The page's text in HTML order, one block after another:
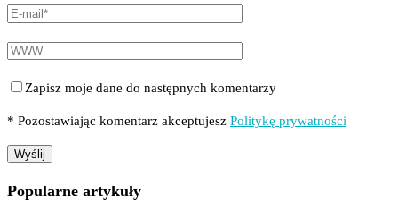
Zapisz moje dane do następnych komentarzy
* Pozostawiając komentarz akceptujesz Politykę prywatności
Popularne artykuły